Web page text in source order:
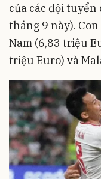
của các đội tuyển
tháng 9 này).
Nam (6,83 triệu
triệu Euro) và